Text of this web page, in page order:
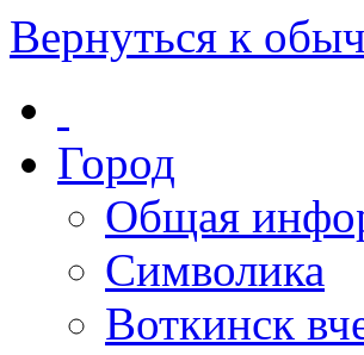
Вернуться к
Город
Общая
Символика
Воткинск